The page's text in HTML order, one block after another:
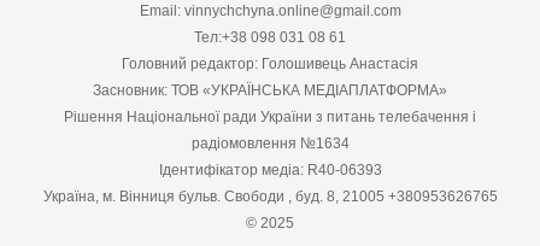
Email: vinnychchyna.online@gmail.com
Тел:+38 098 031 08 61
Головний редактор: Голошивець Анастасія
Засновник: ТОВ «УКРАЇНСЬКА МЕДІАПЛАТФОРМА»
Рішення Національної ради України з питань телебачення і
радіомовлення №1634
Ідентифікатор медіа: R40-06393
Україна, м. Вінниця бульв. Свободи , буд. 8, 21005 +380953626765
© 2025